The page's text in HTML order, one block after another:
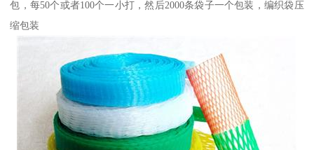
包，每50个或者100个一小打，然后2000条袋子一个包装，编织袋压
缩包装